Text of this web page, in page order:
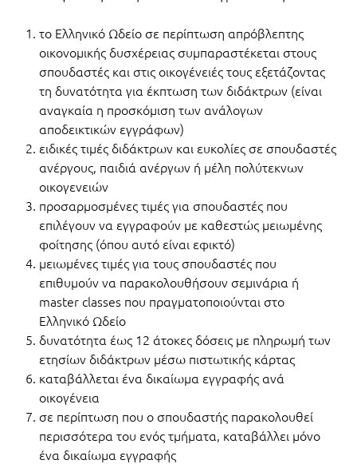
το Ελληνικό Ωδείο σε περίπτωση απρόβλεπτης
οικονομικής δυσχέρειας συμπαραστέκεται στους
σπουδαστές και στις οικογένειές τους εξετάζοντας
τη δυνατότητα για έκπτωση των διδάκτρων (είναι
αναγκαία η προσκόμιση των ανάλογων
αποδεικτικών εγγράφων)
ειδικές τιμές διδάκτρων και ευκολίες σε σπουδαστές
ανέργους, παιδιά ανέργων ή μέλη πολύτεκνων
οικογενειών
προσαρμοσμένες τιμές για σπουδαστές που
επιλέγουν να εγγραφούν με καθεστώς μειωμένης
φοίτησης (όπου αυτό είναι εφικτό)
μειωμένες τιμές για τους σπουδαστές που
επιθυμούν να παρακολουθήσουν σεμινάρια ή
master classes που πραγματοποιούνται στο
Ελληνικό Ωδείο
δυνατότητα έως 12 άτοκες δόσεις με πληρωμή των
ετησίων διδάκτρων μέσω πιστωτικής κάρτας
καταβάλλεται ένα δικαίωμα εγγραφής ανά
οικογένεια
σε περίπτωση που ο σπουδαστής παρακολουθεί
περισσότερα του ενός τμήματα, καταβάλλει μόνο
ένα δικαίωμα εγγραφής